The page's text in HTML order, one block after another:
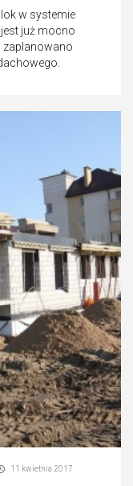
w systemie
już mocno
zaplanowano
11 kwietnia 2017